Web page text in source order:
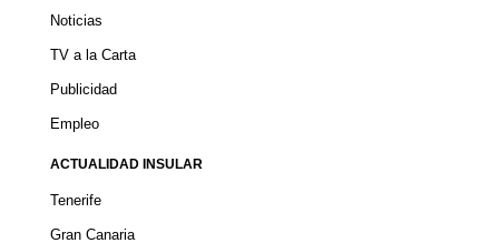
Noticias
TV a la Carta
Publicidad
Empleo
ACTUALIDAD INSULAR
Tenerife
Gran Canaria